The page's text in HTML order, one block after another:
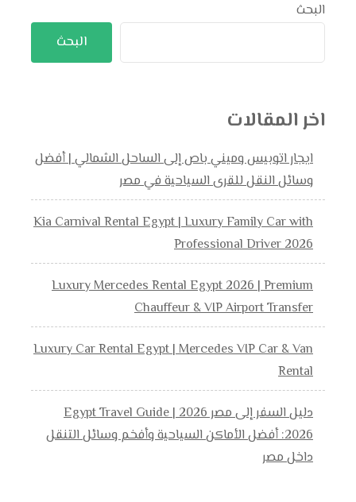
البحث
البحث
اخر المقالات
ايجار اتوبيس وميني باص إلى الساحل الشمالي | أفضل
وسائل النقل للقرى السياحية في مصر
Kia Carnival Rental Egypt | Luxury Family Car with
Professional Driver 2026
Luxury Mercedes Rental Egypt 2026 | Premium
Chauffeur & VIP Airport Transfer
Luxury Car Rental Egypt | Mercedes VIP Car & Van
Rental
دليل السفر إلى مصر 2026 | Egypt Travel Guide
2026: أفضل الأماكن السياحية وأفخم وسائل التنقل
داخل مصر